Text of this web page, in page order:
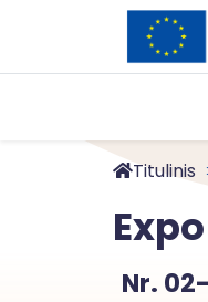
Titulinis
Nr.